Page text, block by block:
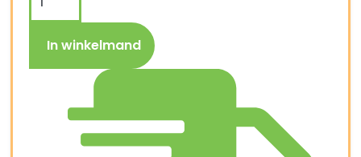
In winkelmand